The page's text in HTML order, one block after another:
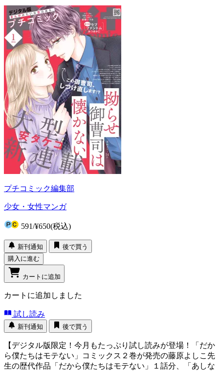
プチコミック編集部
少女・女性マンガ
591/¥650(税込)
新刊通知
後で買う
購入に進む
カートに追加
カートに追加しました
試し読み
新刊通知 後で買う
【デジタル版限定！今月もたっぷり試し読みが登場！「だか
ら僕たちはモテない」コミックス２巻が発売の藤原よしこ先
生の歴代作品「だから僕たちはモテない」１話分、「あしな